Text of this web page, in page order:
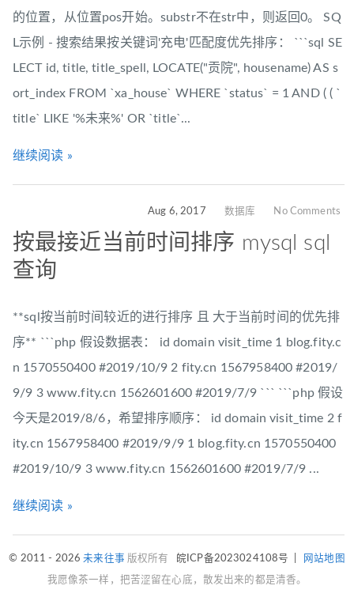
的位置，从位置pos开始。substr不在str中，则返回0。 SQ
L示例 - 搜索结果按关键词'充电'匹配度优先排序： ```sql SE
LECT id, title, title_spell, LOCATE("贡院", housename) AS s
ort_index FROM `xa_house` WHERE `status` = 1 AND ( ( `
title` LIKE '%未来%' OR `title`...
继续阅读 »
Aug 6, 2017 数据库 No Comments
按最接近当前时间排序 mysql sql
查询
**sql按当前时间较近的进行排序 且 大于当前时间的优先排
序** ```php 假设数据表： id domain visit_time 1 blog.fity.c
n 1570550400 #2019/10/9 2 fity.cn 1567958400 #2019/
9/9 3 www.fity.cn 1562601600 #2019/7/9 ``` ```php 假设
今天是2019/8/6，希望排序顺序： id domain visit_time 2 f
ity.cn 1567958400 #2019/9/9 1 blog.fity.cn 1570550400
#2019/10/9 3 www.fity.cn 1562601600 #2019/7/9 ...
继续阅读 »
© 2011 - 2026未来往事 版权所有 皖ICP备2023024108号 网站地图
我愿像茶一样，把苦涩留在心底，散发出来的都是清香。